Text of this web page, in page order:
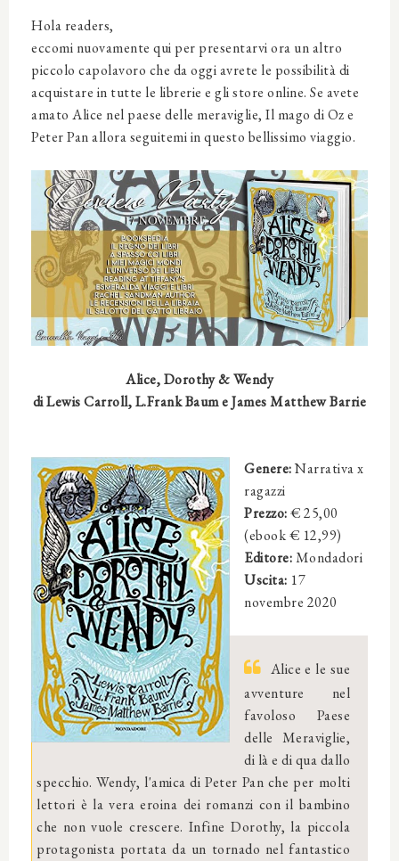
Hola readers,
eccomi nuovamente qui per presentarvi ora un altro
piccolo capolavoro che da oggi avrete le possibilità di
acquistare in tutte le librerie e gli store online. Se avete
amato Alice nel paese delle meraviglie, Il mago di Oz e
Peter Pan allora seguitemi in questo bellissimo viaggio.
Alice, Dorothy & Wendy
diLewis Carroll, L.Frank Baum e James Matthew Barrie
Genere:Narrativa x
ragazzi
Prezzo:€ 25,00
(ebook € 12,99)
Editore:Mondadori
Uscita: 17
novembre 2020
Alice e le sue
avventure nel
favoloso Paese
delle Meraviglie,
di là e di qua dallo
specchio. Wendy, l'amica di Peter Pan che per molti
lettori è la vera eroina dei romanzi con il bambino
che non vuole crescere. Infine Dorothy, la piccola
protagonista portata da un tornado nel fantastico